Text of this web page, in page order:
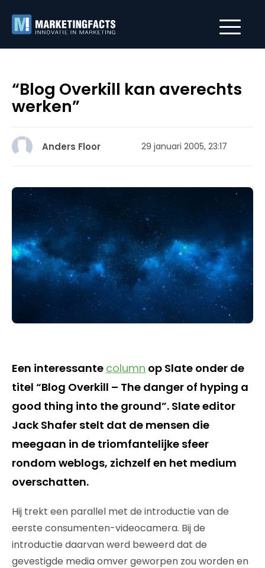
“Blog Overkill kan averechts
werken”
Anders Floor 29 januari 2005, 23:17
Een interessante column op Slate onder de
titel “Blog Overkill – The danger of hyping a
good thing into the ground”. Slate editor
Jack Shafer stelt dat de mensen die
meegaan in de triomfantelijke sfeer
rondom weblogs, zichzelf en het medium
overschatten.
Hij trekt een parallel met de introductie van de
eerste consumenten-videocamera. Bij de
introductie daarvan werd beweerd dat de
gevestigde media omver geworpen zou worden en